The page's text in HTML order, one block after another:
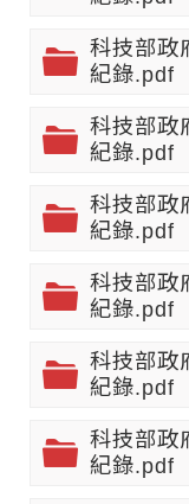
科技部政
紀錄.pdf
科技部政
紀錄.pdf
科技部政
紀錄.pdf
科技部政
紀錄.pdf
科技部政
紀錄.pdf
科技部政
紀錄.pdf